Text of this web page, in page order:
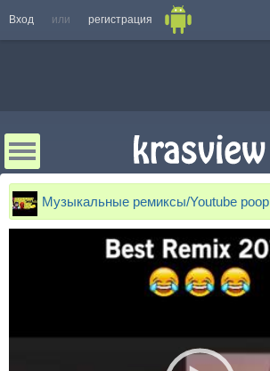
Вход или регистрация
Музыкальные ремиксы/Youtube poop